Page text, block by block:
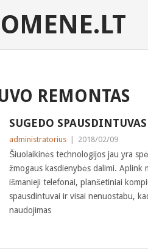
REMONTAS
SUGEDO
administratorius 2018/02/09
Šiuolaikinės technologijos jau yra
žmogaus kasdienybės dalimi. Aplink
išmanieji telefonai, planšetiniai
spausdintuvai ir visai nenuostabu,
naudojimas